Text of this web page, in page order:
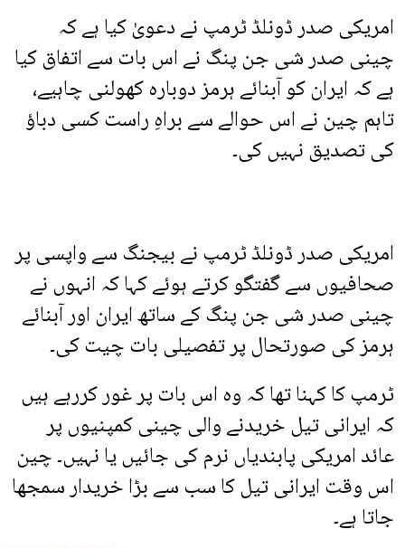
امریکی صدر ڈونلڈ ٹرمپ نے دعویٰ کیا ہے کہ
چینی صدر شی جن پنگ نے اس بات سے اتفاق کیا
ہے کہ ایران کو آبنائے ہرمز دوبارہ کھولنی چاہیے،
تاہم چین نے اس حوالے سے براہِ راست کسی دباؤ
کی تصدیق نہیں کی۔
امریکی صدر ڈونلڈ ٹرمپ نے بیجنگ سے واپسی پر
صحافیوں سے گفتگو کرتے ہوئے کہا کہ انہوں نے
چینی صدر شی جن پنگ کے ساتھ ایران اور آبنائے
ہرمز کی صورتحال پر تفصیلی بات چیت کی۔
ٹرمپ کا کہنا تھا کہ وہ اس بات پر غور کررہے ہیں
کہ ایرانی تیل خریدنے والی چینی کمپنیوں پر
عائد امریکی پابندیاں نرم کی جائیں یا نہیں۔ چین
اس وقت ایرانی تیل کا سب سے بڑا خریدار سمجھا
جاتا ہے۔